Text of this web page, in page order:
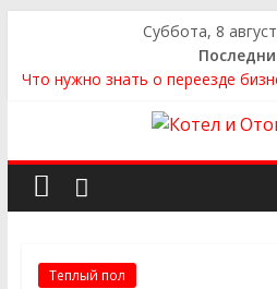
Суббота, 8
Что нужно знать о переезде
Как выбрать сантехнику и
Как найти идеальный каркасный
и не ошибиться в выборе
Теплый пол